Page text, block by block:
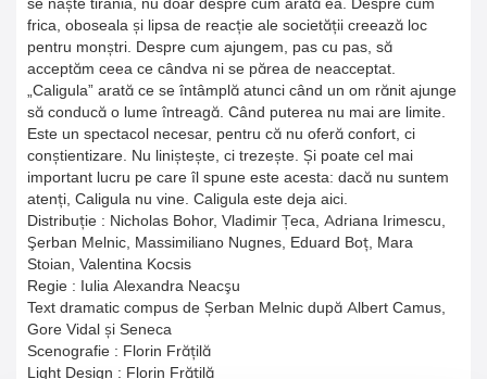
frica, oboseala și lipsa de reacție ale societății creează loc
pentru monștri. Despre cum ajungem, pas cu pas, să
acceptăm ceea ce cândva ni se părea de neacceptat.
„Caligula” arată ce se întâmplă atunci când un om rănit ajunge
să conducă o lume întreagă. Când puterea nu mai are limite.
Este un spectacol necesar, pentru că nu oferă confort, ci
conștientizare. Nu liniștește, ci trezește. Și poate cel mai
important lucru pe care îl spune este acesta: dacă nu suntem
atenți, Caligula nu vine. Caligula este deja aici.
Distribuție : Nicholas Bohor, Vladimir Țeca, Adriana Irimescu,
Şerban Melnic, Massimiliano Nugnes, Eduard Boț, Mara
Stoian, Valentina Kocsis
Regie : Iulia Alexandra Neacşu
Text dramatic compus de Șerban Melnic după Albert Camus,
Gore Vidal și Seneca
Scenografie : Florin Frățilă
Light Design : Florin Frățilă